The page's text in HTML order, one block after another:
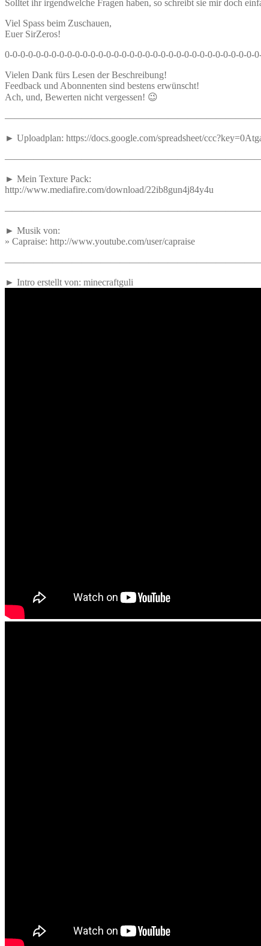
Solltet ihr irgendwelche Fragen haben, so schreibt sie mir doch
Viel Spass beim Zuschauen,
Euer SirZeros!
0-0-0-0-0-0-0-0-0-0-0-0-0-0-0-0-0-0-0-0-0-0-0-0-0-0-0-0-0-0-0-0-
Vielen Dank fürs Lesen der Beschreibung!
Feedback und Abonnenten sind bestens erwünscht!
Ach, und, Bewerten nicht vergessen! 😉
► Uploadplan: https://docs.google.com/spreadsheet/
► Mein Texture Pack:
http://www.mediafire.com/download/22ib8gun4j84y4u
► Musik von:
» Capraise: http://www.youtube.com/user/capraise
► Intro erstellt von: minecraftguli